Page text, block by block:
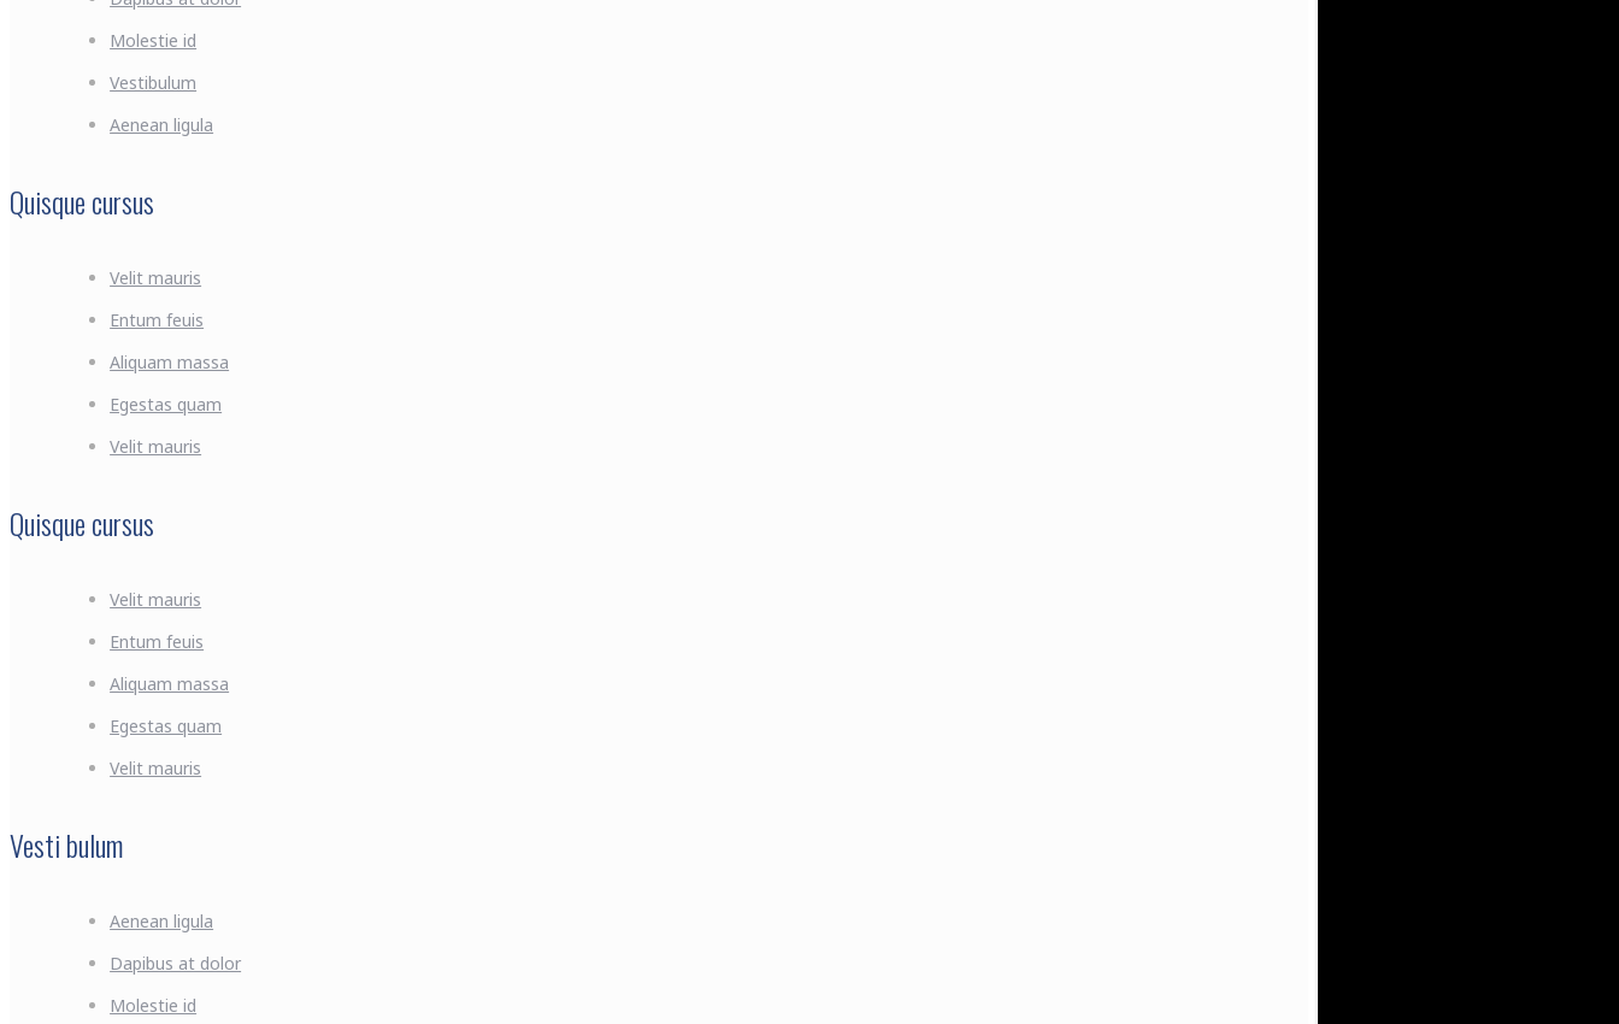
Molestie id
Vestibulum
Aenean ligula
Quisque cursus
Velit mauris
Entum feuis
Aliquam massa
Egestas quam
Velit mauris
Quisque cursus
Velit mauris
Entum feuis
Aliquam massa
Egestas quam
Velit mauris
Vesti bulum
Aenean ligula
Dapibus at dolor
Molestie id